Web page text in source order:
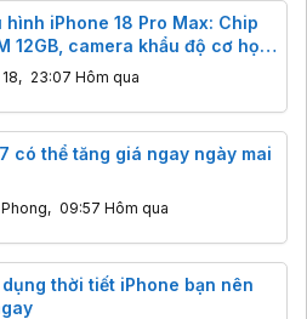
hình iPhone 18 Pro Max: Chip
12GB, camera khẩu độ cơ học.
chờ?
, 23:07 Hôm qua
có thể tăng giá ngay ngày mai
, 09:57 Hôm qua
thời tiết iPhone bạn nên